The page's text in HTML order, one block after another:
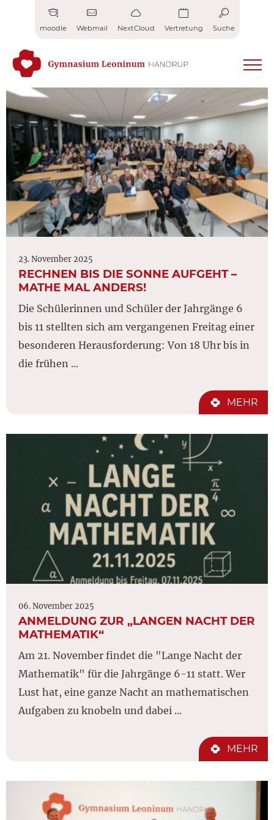
moodle Webmail NextCloud Vertretung Suche
23. November 2025
RECHNEN BIS DIE SONNE AUFGEHT –
MATHE MAL ANDERS!
Die Schülerinnen und Schüler der Jahrgänge 6
bis 11 stellten sich am vergangenen Freitag einer
besonderen Herausforderung: Von 18 Uhr bis in
die frühen ...
MEHR
06. November 2025
ANMELDUNG ZUR „LANGEN NACHT DER
MATHEMATIK“
Am 21. November findet die "Lange Nacht der
Mathematik" für die Jahrgänge 6-11 statt. Wer
Lust hat, eine ganze Nacht an mathematischen
Aufgaben zu knobeln und dabei ...
MEHR